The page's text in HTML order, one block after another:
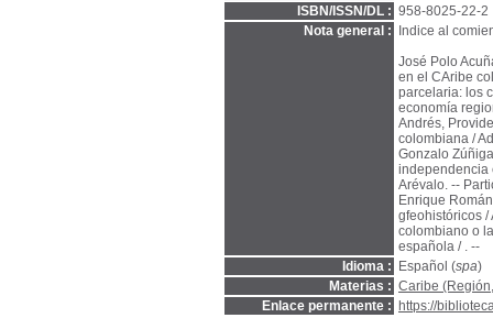
ISBN/ISSN/DL : 958-8025-22-2
Nota general :
Indice al
José Polo
en el CAribe
parcelaria: los
economía
Andrés,
colombiana /
Gonzalo
independencia
Arévalo. --
Enrique
gfeohistóricos
colombiano o
española / . --
Idioma :
Español (spa)
Materias : Caribe
Enlace permanente :
https://